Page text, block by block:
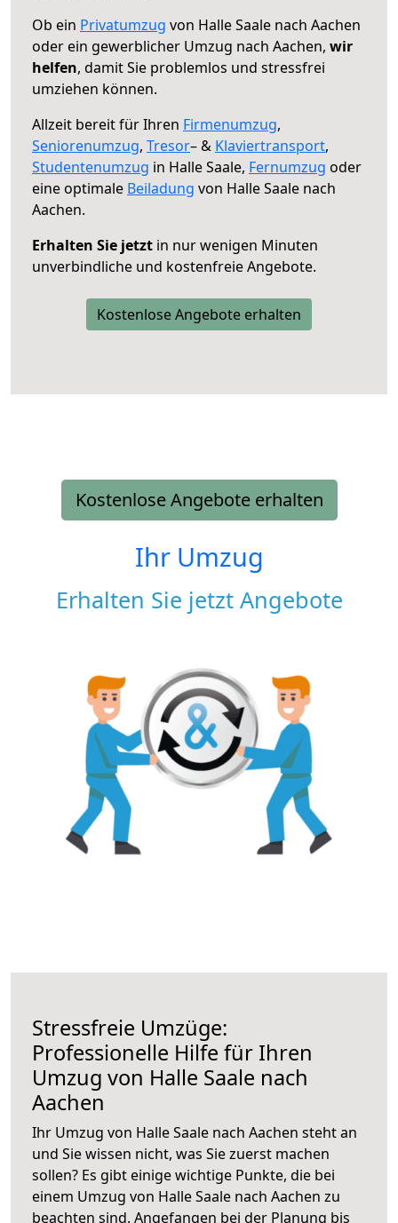
Ob ein Privatumzug von Halle Saale nach Aachen
oder ein gewerblicher Umzug nach Aachen, wir
helfen, damit Sie problemlos und stressfrei
umziehen können.
Allzeit bereit für Ihren Firmenumzug,
Seniorenumzug, Tresor– & Klaviertransport,
Studentenumzug in Halle Saale, Fernumzug oder
eine optimale Beiladung von Halle Saale nach
Aachen.
Erhalten Sie jetzt in nur wenigen Minuten
unverbindliche und kostenfreie Angebote.
Kostenlose Angebote erhalten
Kostenlose Angebote erhalten
Ihr Umzug
Erhalten Sie jetzt Angebote
Stressfreie Umzüge:
Professionelle Hilfe für Ihren
Umzug von Halle Saale nach
Aachen
Ihr Umzug von Halle Saale nach Aachen steht an
und Sie wissen nicht, was Sie zuerst machen
sollen? Es gibt einige wichtige Punkte, die bei
einem Umzug von Halle Saale nach Aachen zu
beachten sind. Angefangen bei der Planung bis